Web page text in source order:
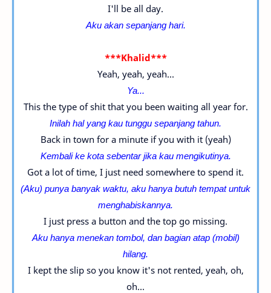
I'll be all day.
Aku akan sepanjang hari.
***Khalid***
Yeah, yeah, yeah...
Ya...
This the type of shit that you been waiting all year for.
Inilah hal yang kau tunggu sepanjang tahun.
Back in town for a minute if you with it (yeah)
Kembali ke kota sebentar jika kau mengikutinya.
Got a lot of time, I just need somewhere to spend it.
(Aku) punya banyak waktu, aku hanya butuh tempat untuk
menghabiskannya.
I just press a button and the top go missing.
Aku hanya menekan tombol, dan bagian atap (mobil)
hilang.
I kept the slip so you know it's not rented, yeah, oh,
oh...